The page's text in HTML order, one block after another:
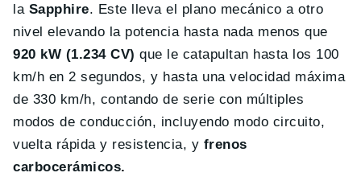
la Sapphire. Este lleva el plano mecánico a otro
nivel elevando la potencia hasta nada menos que
920 kW (1.234 CV) que le catapultan hasta los 100
km/h en 2 segundos, y hasta una velocidad máxima
de 330 km/h, contando de serie con múltiples
modos de conducción, incluyendo modo circuito,
vuelta rápida y resistencia, y frenos
carbocerámicos.